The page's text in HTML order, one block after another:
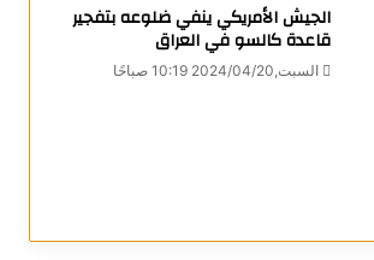
الجيش الأمريكي ينفي ضلوعه بتفجير
قاعدة كالسو في العراق
السبت,2024/04/20 10:19 صباحًا